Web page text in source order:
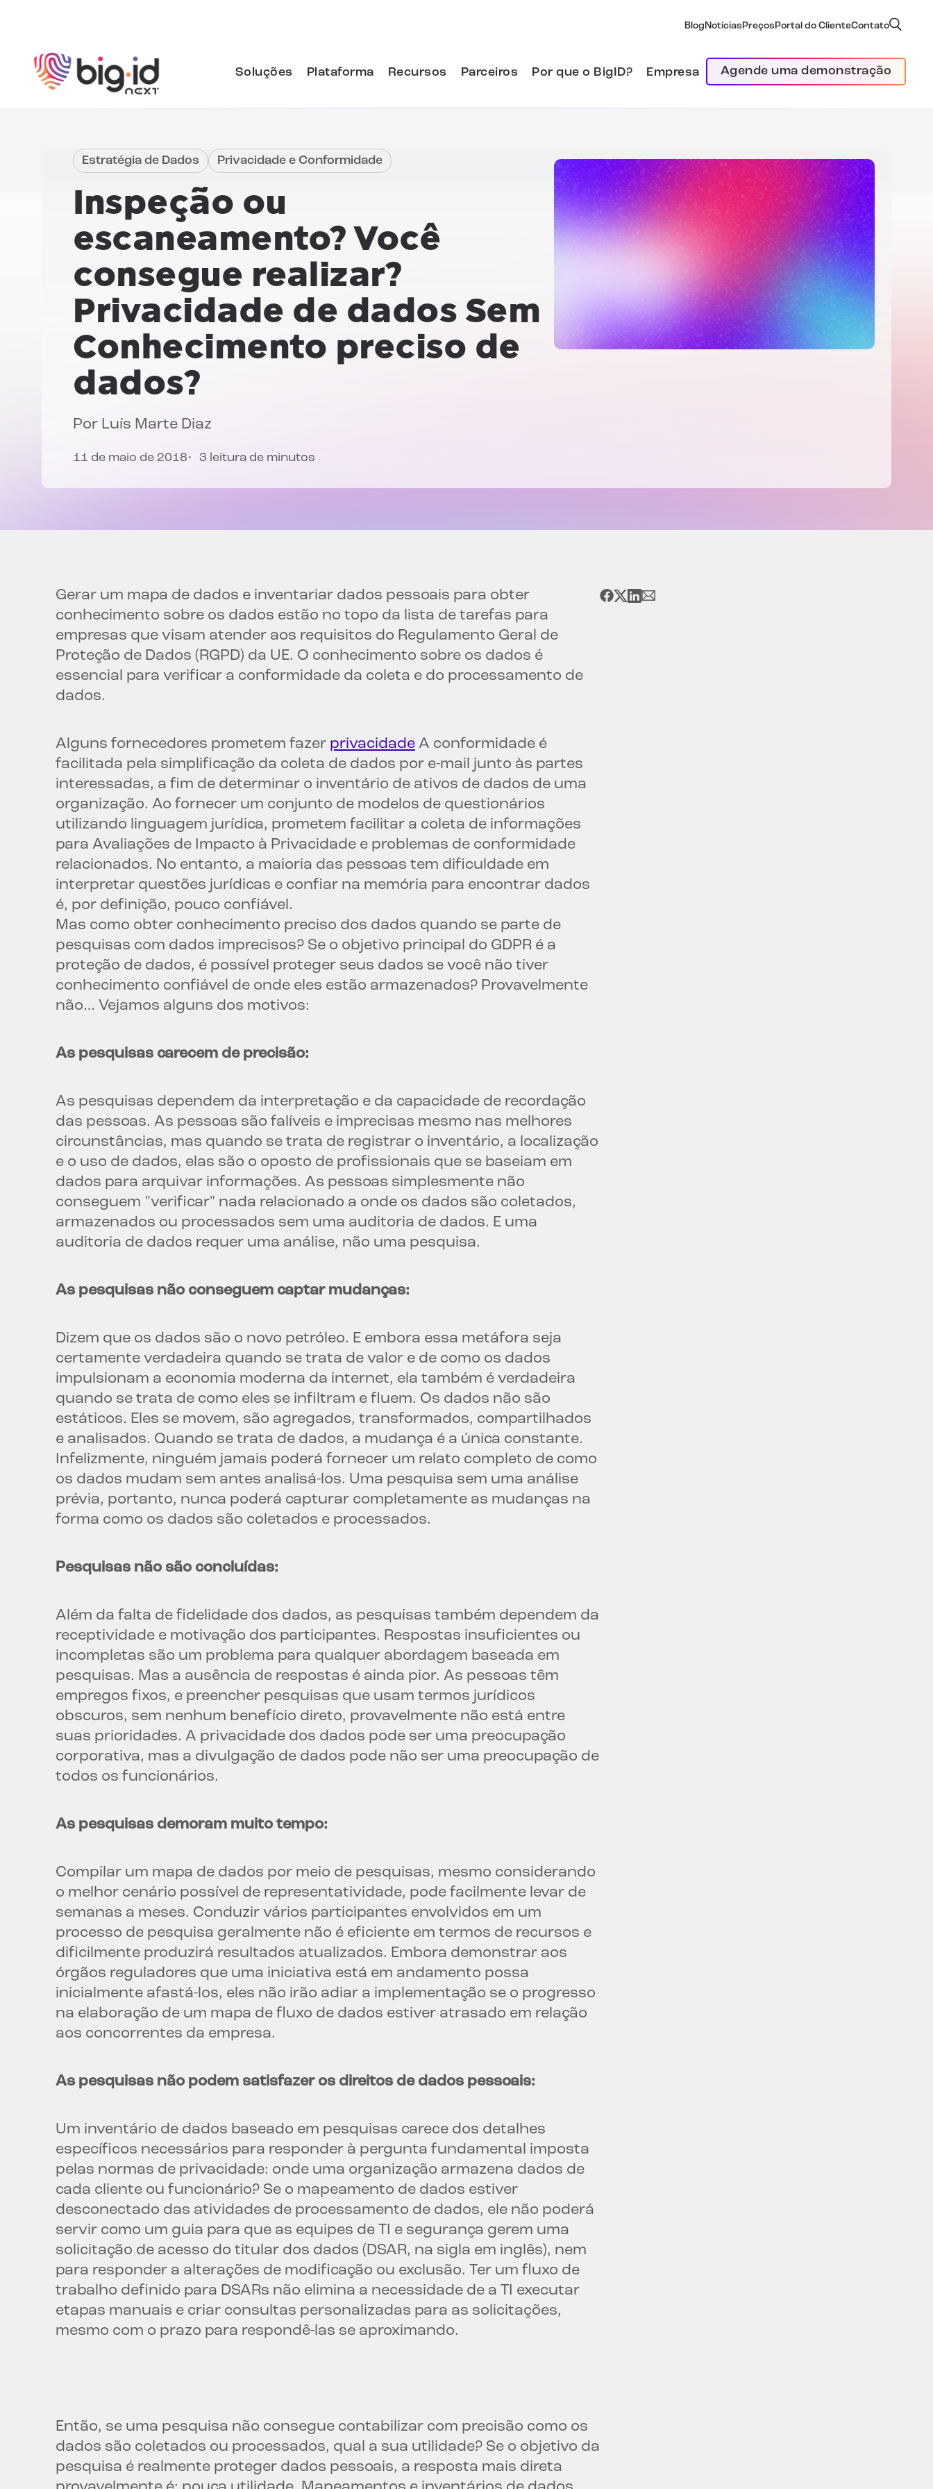
Blog Notícias Preços Portal do ClienteContato
Soluções Plataforma Recursos Parceiros Por que o BigID? Empresa Agende uma demonstração
Estratégia de Dados Privacidade e Conformidade
Inspeção ou
escaneamento? Você
consegue realizar?
Privacidade de dados Sem
Conhecimento preciso de
dados?
Por Luís Marte Diaz
11 de maio de 2018 3 leitura de minutos
Gerar um mapa de dados e inventariar dados pessoais para obter
conhecimento sobre os dados estão no topo da lista de tarefas para
empresas que visam atender aos requisitos do Regulamento Geral de
Proteção de Dados (RGPD) da UE. O conhecimento sobre os dados é
essencial para verificar a conformidade da coleta e do processamento de
dados.
Alguns fornecedores prometem fazer privacidade A conformidade é
facilitada pela simplificação da coleta de dados por e-mail junto às partes
interessadas, a fim de determinar o inventário de ativos de dados de uma
organização. Ao fornecer um conjunto de modelos de questionários
utilizando linguagem jurídica, prometem facilitar a coleta de informações
para Avaliações de Impacto à Privacidade e problemas de conformidade
relacionados. No entanto, a maioria das pessoas tem dificuldade em
interpretar questões jurídicas e confiar na memória para encontrar dados
é, por definição, pouco confiável.
Mas como obter conhecimento preciso dos dados quando se parte de
pesquisas com dados imprecisos? Se o objetivo principal do GDPR é a
proteção de dados, é possível proteger seus dados se você não tiver
conhecimento confiável de onde eles estão armazenados? Provavelmente
não… Vejamos alguns dos motivos:
As pesquisas carecem de precisão:
As pesquisas dependem da interpretação e da capacidade de recordação
das pessoas. As pessoas são falíveis e imprecisas mesmo nas melhores
circunstâncias, mas quando se trata de registrar o inventário, a localização
e o uso de dados, elas são o oposto de profissionais que se baseiam em
dados para arquivar informações. As pessoas simplesmente não
conseguem "verificar" nada relacionado a onde os dados são coletados,
armazenados ou processados sem uma auditoria de dados. E uma
auditoria de dados requer uma análise, não uma pesquisa.
As pesquisas não conseguem captar mudanças:
Dizem que os dados são o novo petróleo. E embora essa metáfora seja
certamente verdadeira quando se trata de valor e de como os dados
impulsionam a economia moderna da internet, ela também é verdadeira
quando se trata de como eles se infiltram e fluem. Os dados não são
estáticos. Eles se movem, são agregados, transformados, compartilhados
e analisados. Quando se trata de dados, a mudança é a única constante.
Infelizmente, ninguém jamais poderá fornecer um relato completo de como
os dados mudam sem antes analisá-los. Uma pesquisa sem uma análise
prévia, portanto, nunca poderá capturar completamente as mudanças na
forma como os dados são coletados e processados.
Pesquisas não são concluídas:
Além da falta de fidelidade dos dados, as pesquisas também dependem da
receptividade e motivação dos participantes. Respostas insuficientes ou
incompletas são um problema para qualquer abordagem baseada em
pesquisas. Mas a ausência de respostas é ainda pior. As pessoas têm
empregos fixos, e preencher pesquisas que usam termos jurídicos
obscuros, sem nenhum benefício direto, provavelmente não está entre
suas prioridades. A privacidade dos dados pode ser uma preocupação
corporativa, mas a divulgação de dados pode não ser uma preocupação de
todos os funcionários.
As pesquisas demoram muito tempo:
Compilar um mapa de dados por meio de pesquisas, mesmo considerando
o melhor cenário possível de representatividade, pode facilmente levar de
semanas a meses. Conduzir vários participantes envolvidos em um
processo de pesquisa geralmente não é eficiente em termos de recursos e
dificilmente produzirá resultados atualizados. Embora demonstrar aos
órgãos reguladores que uma iniciativa está em andamento possa
inicialmente afastá-los, eles não irão adiar a implementação se o progresso
na elaboração de um mapa de fluxo de dados estiver atrasado em relação
aos concorrentes da empresa.
As pesquisas não podem satisfazer os direitos de dados pessoais:
Um inventário de dados baseado em pesquisas carece dos detalhes
específicos necessários para responder à pergunta fundamental imposta
pelas normas de privacidade: onde uma organização armazena dados de
cada cliente ou funcionário? Se o mapeamento de dados estiver
desconectado das atividades de processamento de dados, ele não poderá
servir como um guia para que as equipes de TI e segurança gerem uma
solicitação de acesso do titular dos dados (DSAR, na sigla em inglês), nem
para responder a alterações de modificação ou exclusão. Ter um fluxo de
trabalho definido para DSARs não elimina a necessidade de a TI executar
etapas manuais e criar consultas personalizadas para as solicitações,
mesmo com o prazo para respondê-las se aproximando.
Então, se uma pesquisa não consegue contabilizar com precisão como os
dados são coletados ou processados, qual a sua utilidade? Se o objetivo da
pesquisa é realmente proteger dados pessoais, a resposta mais direta